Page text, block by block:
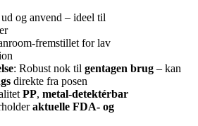
og anvend – ideel til
for lav
: Robust nok til gentagen brug – kan
direkte fra posen
PP, metal‑detektérbar
aktuelle FDA‑ og